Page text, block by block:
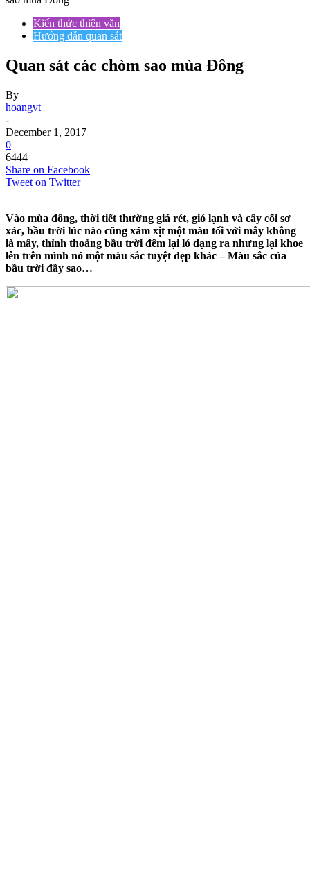
Kiến thức thiên văn
Hướng dẫn quan sát
Quan sát các chòm sao mùa Đông
By
hoangvt
-
December 1, 2017
0
6444
Share on Facebook
Tweet on Twitter
Vào mùa đông, thời tiết thường giá rét, gió lạnh và cây cối sơ
xác, bầu trời lúc nào cũng xám xịt một màu tối với mây không
là mây, thỉnh thoảng bầu trời đêm lại ló dạng ra nhưng lại khoe
lên trên mình nó một màu sắc tuyệt đẹp khác – Màu sắc của
bầu trời đầy sao…